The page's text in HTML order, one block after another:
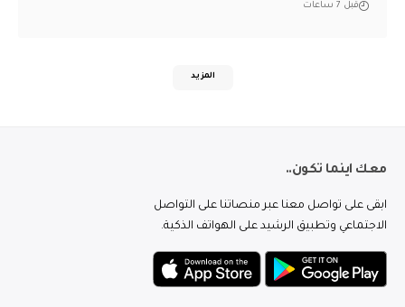
قبل 7 ساعات
المزيد
معك اينما تكون..
ابقى على تواصل معنا عبر منصاتنا على التواصل
الاجتماعي وتطبيق الرشيد على الهواتف الذكية.